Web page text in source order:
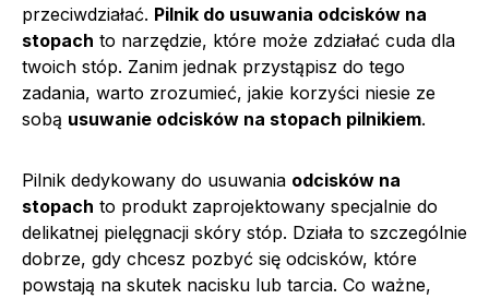
przeciwdziałać. Pilnik do usuwania odcisków na
stopach to narzędzie, które może zdziałać cuda dla
twoich stóp. Zanim jednak przystąpisz do tego
zadania, warto zrozumieć, jakie korzyści niesie ze
sobą usuwanie odcisków na stopach pilnikiem.
Pilnik dedykowany do usuwania odcisków na
stopach to produkt zaprojektowany specjalnie do
delikatnej pielęgnacji skóry stóp. Działa to szczególnie
dobrze, gdy chcesz pozbyć się odcisków, które
powstają na skutek nacisku lub tarcia. Co ważne,